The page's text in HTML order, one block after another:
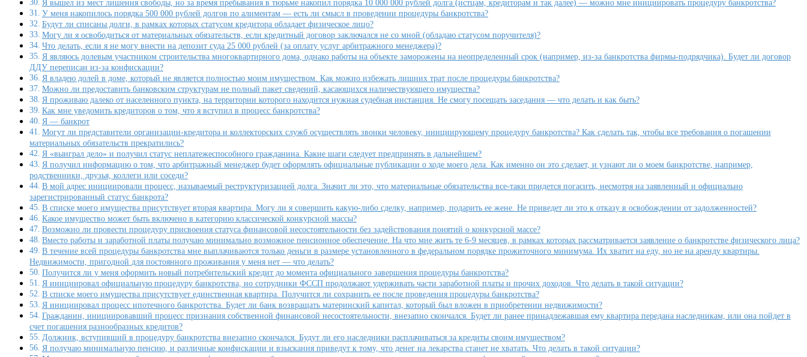
Я вышел из мест лишения свободы, но за время пребывания в тюрьме накопил порядка 10 000 000 рублей долга (истцам, кредиторам и так далее) — можно мне инициировать процедуру банкротства?
У меня накопилось порядка 500 000 рублей долгов по алиментам — есть ли смысл в проведении процедуры банкротства?
Будут ли списаны долги, в рамках которых статусом кредитора обладает физическое лицо?
Могу ли я освободиться от материальных обязательств, если кредитный договор заключался не со мной (обладаю статусом поручителя)?
Что делать, если я не могу внести на депозит суда 25 000 рублей (за оплату услуг арбитражного менеджера)?
Я являюсь долевым участником строительства многоквартирного дома, однако работы на объекте заморожены на неопределенный срок (например, из-за банкротства фирмы-подрядчика). Будет ли договор
ДДУ переписан из-за конфискации?
Я владею долей в доме, который не является полностью моим имуществом. Как можно избежать лишних трат после процедуры банкротства?
Можно ли предоставить банковским структурам не полный пакет сведений, касающихся наличествующего имущества?
Я проживаю далеко от населенного пункта, на территории которого находится нужная судебная инстанция. Не смогу посещать заседания — что делать и как быть?
Как мне уведомить кредиторов о том, что я вступил в процесс банкротства?
Я — банкрот
Могут ли представители организации-кредитора и коллекторских служб осуществлять звонки человеку, инициирующему процедуру банкротства? Как сделать так, чтобы все требования о погашении
материальных обязательств прекратились?
Я «выиграл дело» и получил статус неплатежеспособного гражданина. Какие шаги следует предпринять в дальнейшем?
Я получил информацию о том, что арбитражный менеджер будет оформлять официальные публикации о ходе моего дела. Как именно он это сделает, и узнают ли о моем банкротстве, например,
родственники, друзья, коллеги или соседи?
В мой адрес инициировали процесс, называемый реструктуризацией долга. Значит ли это, что материальные обязательства все-таки придется погасить, несмотря на заявленный и официально
зарегистрированный статус банкрота?
В списке моего имущества присутствует вторая квартира. Могу ли я совершить какую-либо сделку, например, подарить ее жене. Не приведет ли это к отказу в освобождении от задолженностей?
Какое имущество может быть включено в категорию классической конкурсной массы?
Возможно ли провести процедуру присвоения статуса финансовой несостоятельности без задействования понятий о конкурсной массе?
Вместо работы и заработной платы получаю минимально возможное пенсионное обеспечение. На что мне жить те 6-9 месяцев, в рамках которых рассматривается заявление о банкротстве физического лица?
В течение всей процедуры банкротства мне выплачиваются только деньги в размере установленного в федеральном порядке прожиточного минимума. Их хватит на еду, но не на аренду квартиры.
Недвижимости, пригодной для постоянного проживания у меня нет — что делать?
Получится ли у меня оформить новый потребительский кредит до момента официального завершения процедуры банкротства?
Я инициировал официальную процедуру банкротства, но сотрудники ФССП продолжают удерживать части заработной платы и прочих доходов. Что делать в такой ситуации?
В списке моего имущества присутствует единственная квартира. Получится ли сохранить ее после проведения процедуры банкротства?
Я инициировал процесс ипотечного банкротства. Будет ли банк возвращать материнский капитал, который был вложен в приобретении недвижимости?
Гражданин, инициировавший процесс признания собственной финансовой несостоятельности, внезапно скончался. Будет ли ранее принадлежавшая ему квартира передана наследникам, или она пойдет в
счет погашения разнообразных кредитов?
Должник, вступивший в процедуру банкротства внезапно скончался. Будут ли его наследники расплачиваться за кредиты своим имуществом?
Я получаю минимальную пенсию, и различные конфискации и взыскания приведут к тому, что денег на лекарства станет не хватать. Что делать в такой ситуации?